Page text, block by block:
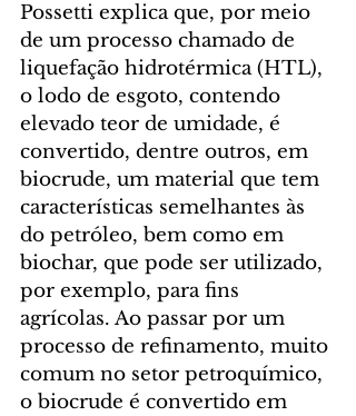
Possetti explica que, por meio
de um processo chamado de
liquefação hidrotérmica (HTL),
o lodo de esgoto, contendo
elevado teor de umidade, é
convertido, dentre outros, em
biocrude, um material que tem
características semelhantes às
do petróleo, bem como em
biochar, que pode ser utilizado,
por exemplo, para fins
agrícolas. Ao passar por um
processo de refinamento, muito
comum no setor petroquímico,
o biocrude é convertido em